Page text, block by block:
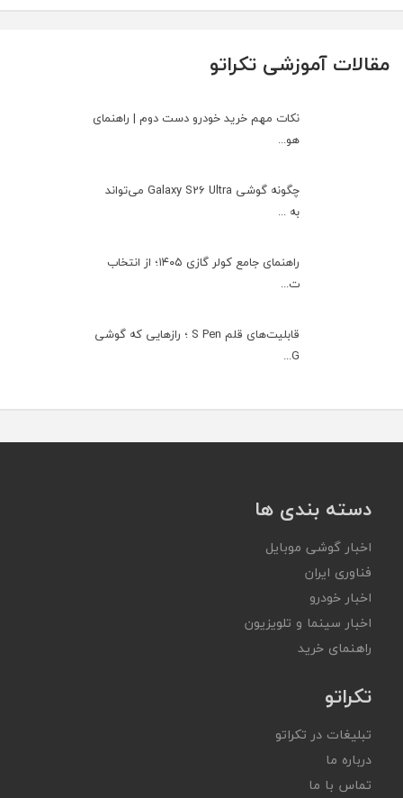
مقالات آموزشی تکراتو
نکات مهم خرید خودرو دست دوم | راهنمای
هو...
چگونه گوشی Galaxy S26 Ultra می‌تواند
به ...
راهنمای جامع کولر گازی ۱۴۰۵؛ از انتخاب
ت...
قابلیت‌های قلم S Pen ؛ رازهایی که گوشی
G...
دسته بندی ها
اخبار گوشی موبایل
فناوری ایران
اخبار خودرو
اخبار سینما و تلویزیون
راهنمای خرید
تکراتو
تبلیغات در تکراتو
درباره ما
تماس با ما